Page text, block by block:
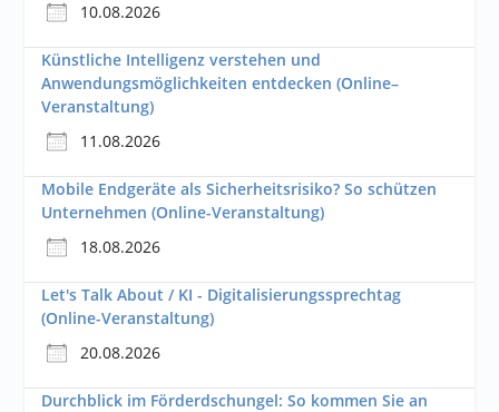
10.08.2026
Künstliche Intelligenz verstehen und
Anwendungsmöglichkeiten entdecken (Online–
Veranstaltung)
11.08.2026
Mobile Endgeräte als Sicherheitsrisiko? So schützen
Unternehmen (Online-Veranstaltung)
18.08.2026
Let's Talk About / KI - Digitalisierungssprechtag
(Online-Veranstaltung)
20.08.2026
Durchblick im Förderdschungel: So kommen Sie an